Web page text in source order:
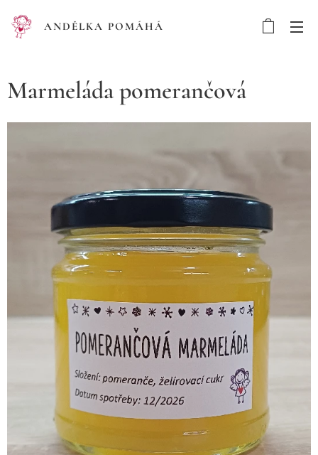
ANDĚLKA POMÁHÁ
Marmeláda pomerančová